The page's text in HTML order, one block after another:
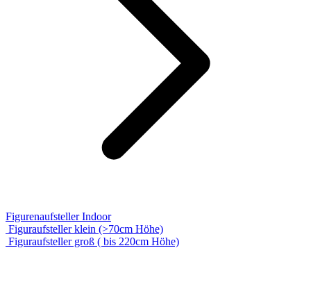
Figurenaufsteller Indoor
Figuraufsteller klein (>70cm Höhe)
Figuraufsteller groß ( bis 220cm Höhe)